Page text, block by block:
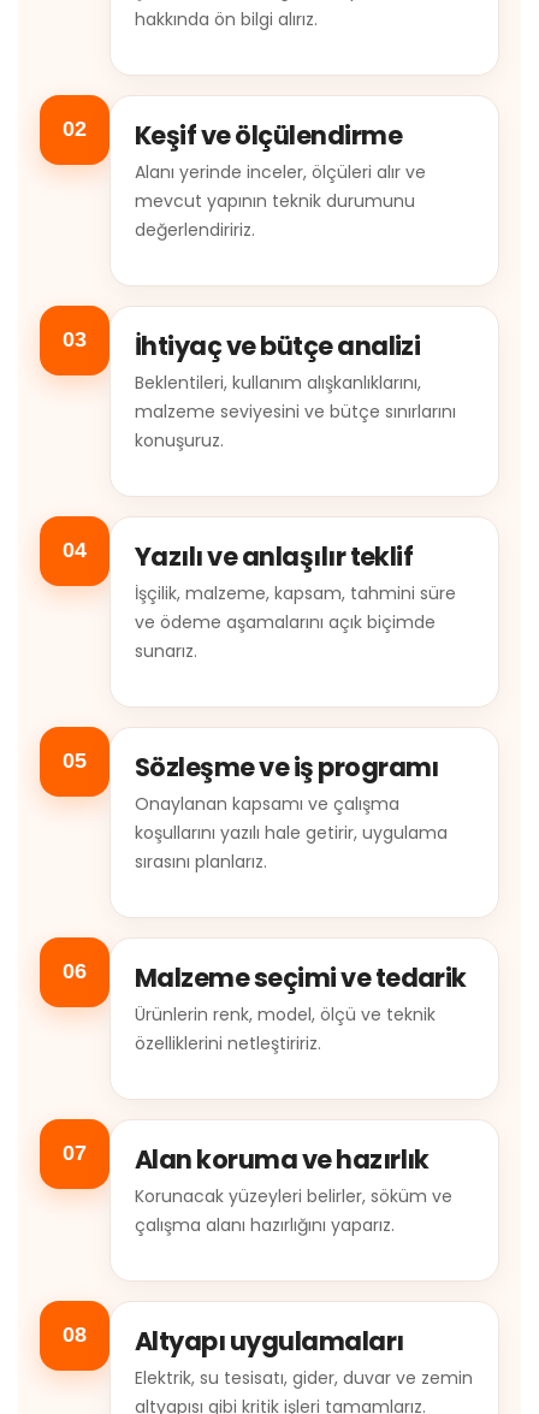
hakkında ön bilgi alırız.
02 Keşif ve ölçülendirme
Alanı yerinde inceler, ölçüleri alır ve
mevcut yapının teknik durumunu
değerlendiririz.
03 İhtiyaç ve bütçe analizi
Beklentileri, kullanım alışkanlıklarını,
malzeme seviyesini ve bütçe sınırlarını
konuşuruz.
04 Yazılı ve anlaşılır teklif
İşçilik, malzeme, kapsam, tahmini süre
ve ödeme aşamalarını açık biçimde
sunarız.
05 Sözleşme ve iş programı
Onaylanan kapsamı ve çalışma
koşullarını yazılı hale getirir, uygulama
sırasını planlarız.
06 Malzeme seçimi ve tedarik
Ürünlerin renk, model, ölçü ve teknik
özelliklerini netleştiririz.
07 Alan koruma ve hazırlık
Korunacak yüzeyleri belirler, söküm ve
çalışma alanı hazırlığını yaparız.
08 Altyapı uygulamaları
Elektrik, su tesisatı, gider, duvar ve zemin
altyapısı gibi kritik işleri tamamlarız.